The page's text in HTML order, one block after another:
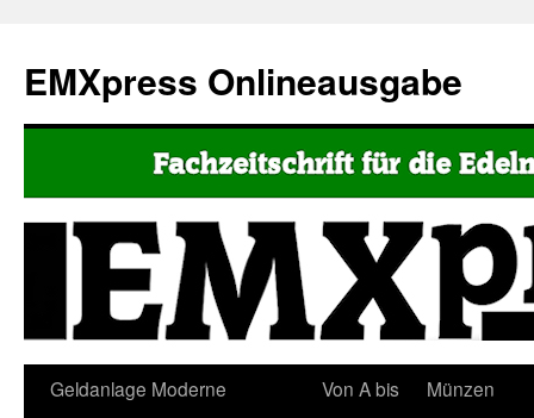
EMXpress Onlineausgabe
Geldanlage Moderne
Von A bis
Münzen